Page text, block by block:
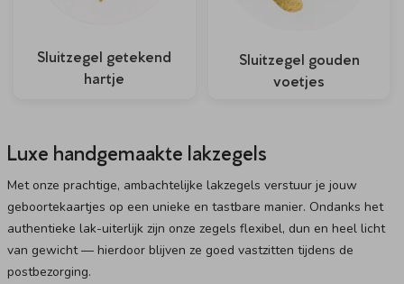
Sluitzegel getekend
hartje
Sluitzegel gouden
voetjes
Luxe handgemaakte lakzegels
Met onze prachtige, ambachtelijke lakzegels verstuur je jouw
geboortekaartjes op een unieke en tastbare manier. Ondanks het
authentieke lak-uiterlijk zijn onze zegels flexibel, dun en heel licht
van gewicht — hierdoor blijven ze goed vastzitten tijdens de
postbezorging.